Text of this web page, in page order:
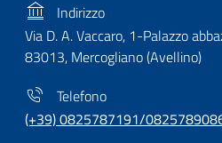
Indirizzo
Via D. A. Vaccaro, 1-Palazzo
83013, Mercogliano (Avellino)
Telefono
(+39) 0825787191/